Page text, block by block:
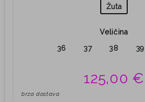
Žuta
Veličina
36
37 38 39
125,00 €
brza dostava